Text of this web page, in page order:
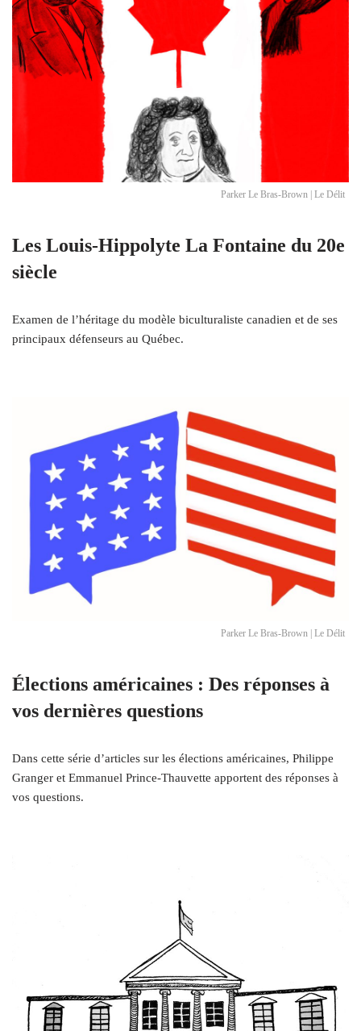
Parker Le Bras-Brown | Le Délit
Les Louis-Hippolyte La Fontaine du 20e
siècle
Examen de l’héritage du modèle biculturaliste canadien et de ses
principaux défenseurs au Québec.
Parker Le Bras-Brown | Le Délit
Élections américaines : Des réponses à
vos dernières questions
Dans cette série d’articles sur les élections américaines, Philippe
Granger et Emmanuel Prince-Thauvette apportent des réponses à
vos questions.